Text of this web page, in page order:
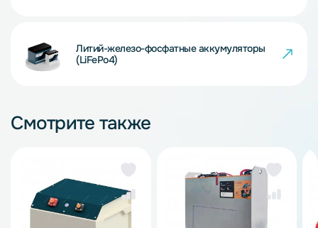
Литий-железо-фосфатные аккумуляторы
(LiFePo4)
Смотрите также